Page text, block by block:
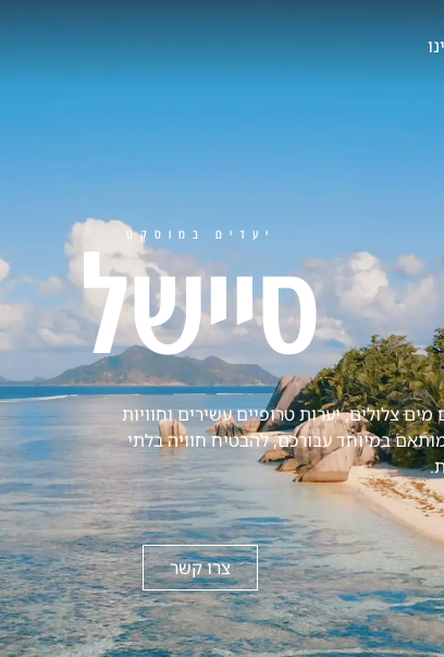
יעדים במוסקט
סיישל
צלולים, יערות טרופיים עשירים וחוויות
מותאם במיוחד עבורכם, להבטיח חוויה בלתי
צרו קשר